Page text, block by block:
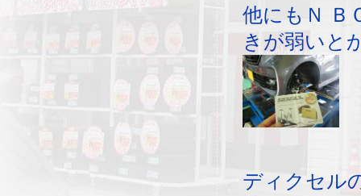
他にもＮ Ｂ
きが弱いと
ディクセル